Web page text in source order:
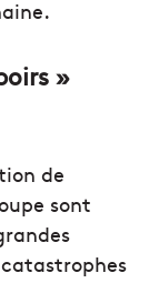
»
de
sont